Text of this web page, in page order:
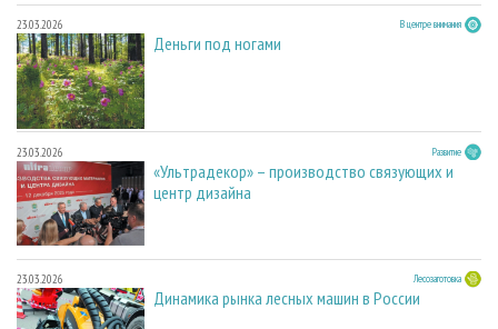
23.03.2026 В центре внимания
Деньги под ногами
23.03.2026 Развитие
«Ультрадекор» – производство связующих и
центр дизайна
23.03.2026 Лесозаготовка
Динамика рынка лесных машин в России